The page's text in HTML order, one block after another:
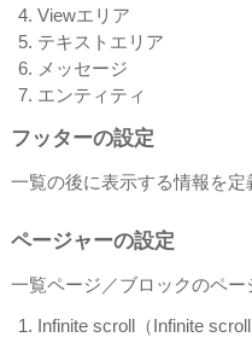
Viewエリア
テキストエリア
メッセージ
エンティティ
フッターの設定
一覧の後に表示する情報を定
ページャーの設定
一覧ページ／ブロックのペー
Infinite scroll（Infinite